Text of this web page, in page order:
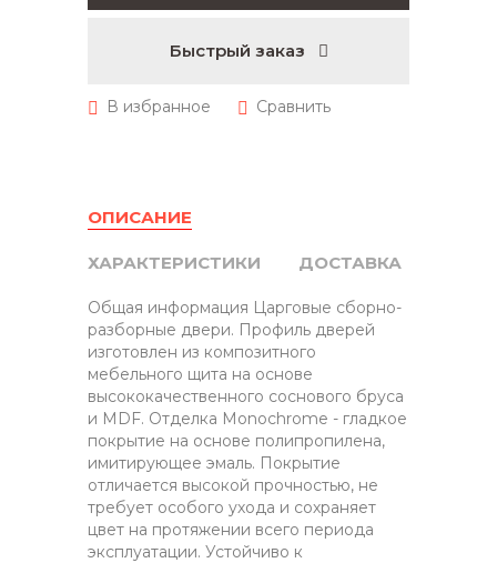
Быстрый заказ
ОПИСАНИЕ
ХАРАКТЕРИСТИКИ ДОСТАВКА
Общая информация Царговые сборно-
разборные двери. Профиль дверей
изготовлен из композитного
мебельного щита на основе
высококачественного соснового бруса
и MDF. Отделка Monochrome - гладкое
покрытие на основе полипропилена,
имитирующее эмаль. Покрытие
отличается высокой прочностью, не
требует особого ухода и сохраняет
цвет на протяжении всего периода
эксплуатации. Устойчиво к